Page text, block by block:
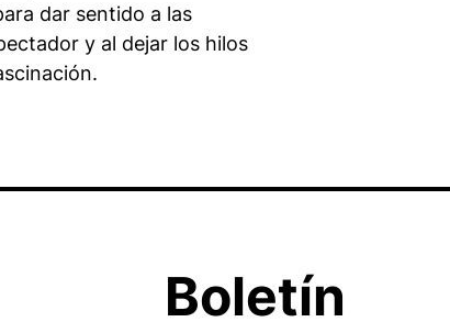
dar sentido a las
y al dejar los hilos
Boletín